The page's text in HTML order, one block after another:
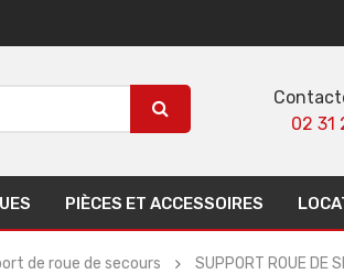
02 31
PIÈCES ET ACCESSOIRES
de roue de secours SUPPORT ROUE DE